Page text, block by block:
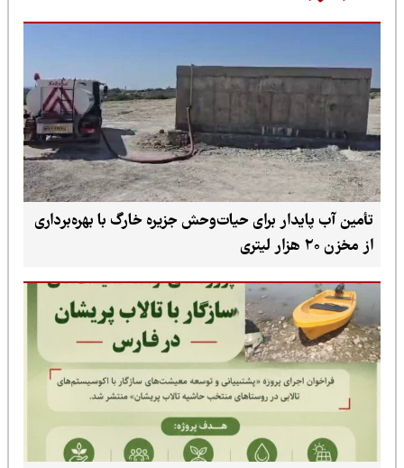
تأمین آب پایدار برای حیات‌وحش جزیره خارگ با بهره‌برداری
از مخزن ۲۰ هزار لیتری